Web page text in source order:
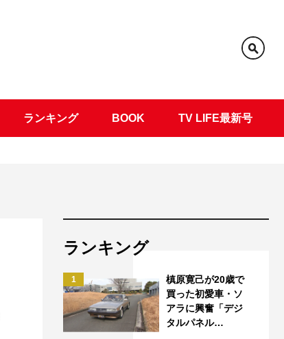
ランキング BOOK TV LIFE最新号
ランキング
1
槙原寛己が20歳で
買った初愛車・ソ
アラに興奮「デジ
タルパネル…